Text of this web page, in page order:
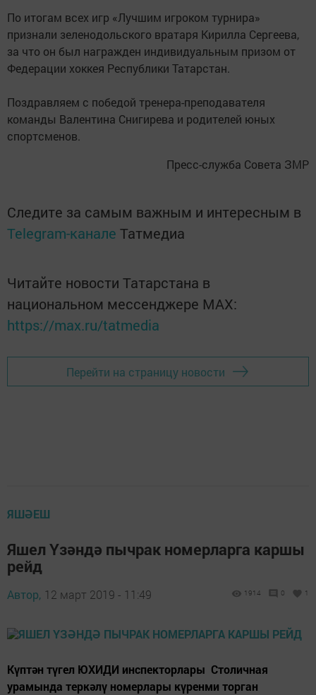
По итогам всех игр «Лучшим игроком турнира»
признали зеленодольского вратаря Кирилла Сергеева,
за что он был награжден индивидуальным призом от
Федерации хоккея Республики Татарстан.
Поздравляем с победой тренера-преподавателя
команды Валентина Снигирева и родителей юных
спортсменов.
Пресс-служба Совета ЗМР
Следите за самым важным и интересным в
Telegram-канале Татмедиа
Читайте новости Татарстана в
национальном мессенджере MАХ:
https://max.ru/tatmedia
Перейти на страницу новости
ЯШӘЕШ
Яшел Үзәндә пычрак номерларга каршы
рейд
Автор, 12 март 2019 - 11:49 1914 0 1
Күптән түгел ЮХИДИ инспекторлары Столичная
урамында теркәлү номерлары күренми торган